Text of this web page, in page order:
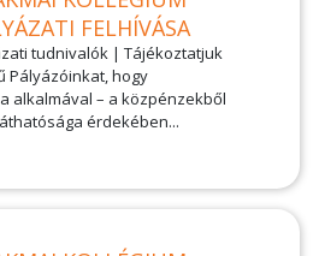
FELHÍVÁSA
tudnivalók | Tájékoztatjuk
Pályázóinkat, hogy
alkalmával – a közpénzekből
érdekében...